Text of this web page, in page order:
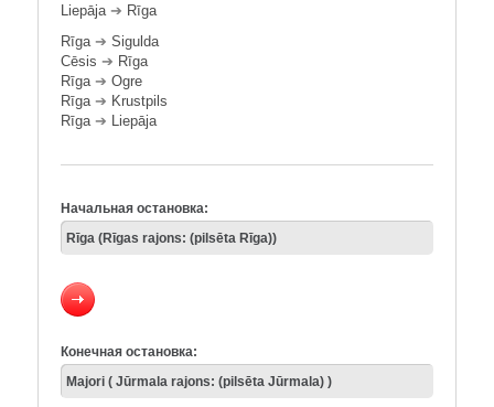
Liepāja➔ Rīga
Rīga➔ Sigulda
Cēsis ➔ Rīga
Rīga➔ Ogre
Rīga➔ Krustpils
Rīga➔ Liepāja
Начальная остановка:
Конечная остановка: